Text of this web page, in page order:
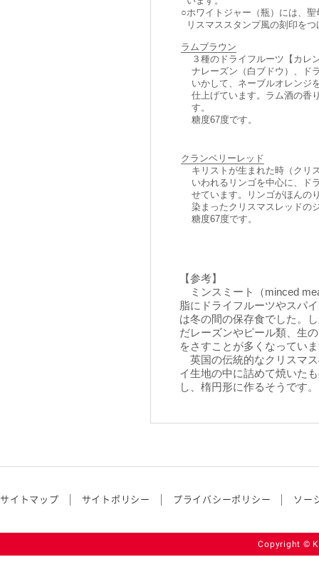
○ホワイトジャー（瓶）には、
リスマススタンプ風の刻印を
ラムブラウン
３種のドライフルーツ【カレ
ナレーズン（白ブドウ）、ド
いかして、ネーブルオレンジ
仕上げています。ラム酒の香
す。
糖度67度です。
クランベリーレッド
キリストが生まれた時（クリ
いわれるリンゴを中心に、ド
せています。リンゴがほんの
染まったクリスマスレッドの
糖度67度です。
【参考】
ミンスミート（minced
脂にドライフルーツやスパ
は冬の間の保存食でした。
だレーズンやピール類、生
をさすことが多くなってい
英国の伝統的なクリスマ
イ生地の中に詰めて焼いた
し、楕円形に作るそうです。
サイトマップ サイトポリシー プライバシーポリシー ソー
Copyright ©